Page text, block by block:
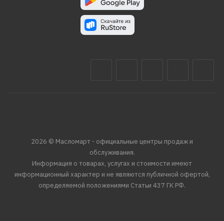
2026 © Масломарт - официальные центры продаж и
обслуживания.
Информация о товарах, услугах и стоимости имеют
информационный характер и не являются публичной офертой,
определяемой положениями Статьи 437 ГК РФ.